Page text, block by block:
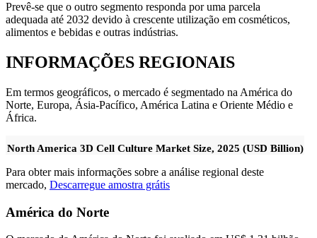
Prevê-se que o outro segmento responda por uma parcela
adequada até 2032 devido à crescente utilização em cosméticos,
alimentos e bebidas e outras indústrias.
INFORMAÇÕES REGIONAIS
Em termos geográficos, o mercado é segmentado na América do
Norte, Europa, Ásia-Pacífico, América Latina e Oriente Médio e
África.
North America 3D Cell Culture Market Size, 2025 (USD Billion)
Para obter mais informações sobre a análise regional deste
mercado, Descarregue amostra grátis
América do Norte